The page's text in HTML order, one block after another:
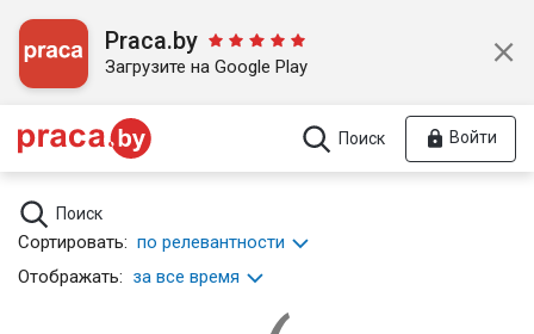
Praca.by
Загрузите на Google Play
Поиск Войти
Поиск
Сортировать: по релевантности
Отображать: за все время